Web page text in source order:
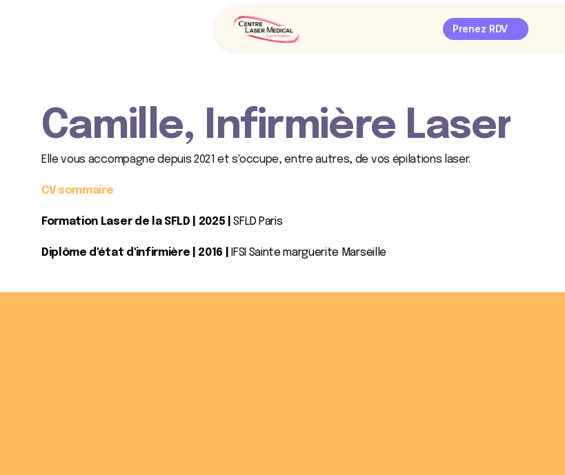
Prenez RDV
Camille, Infirmière Laser
Elle vous accompagne depuis 2021 et s'occupe, entre autres, de vos épilations laser.
CV sommaire
Formation Laser de la SFLD | 2025 | SFLD Paris
Diplôme d'état d'infirmière | 2016 | IFSI Sainte marguerite Marseille